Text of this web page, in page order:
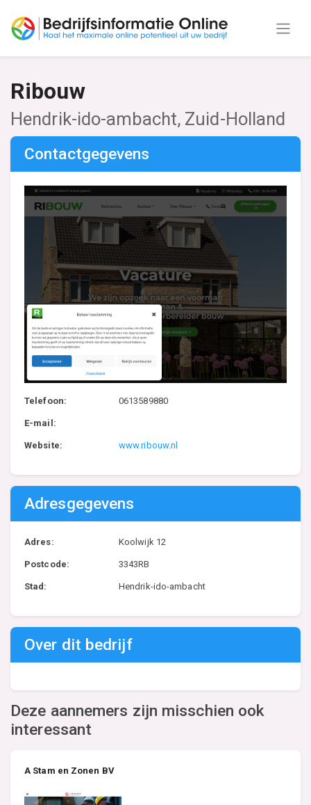
Ribouw
Hendrik-ido-ambacht, Zuid-Holland
Contactgegevens
Telefoon: 0613589880
E-mail:
Website: www.ribouw.nl
Adresgegevens
Adres: Koolwijk 12
Postcode: 3343RB
Stad: Hendrik-ido-ambacht
Over dit bedrijf
Deze aannemers zijn misschien ook
interessant
A Stam en Zonen BV